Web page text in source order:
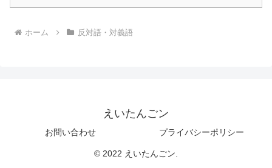
ホーム 反対語・対義語
えいたんごン
お問い合わせ プライバシーポリシー
© 2022 えいたんごン.